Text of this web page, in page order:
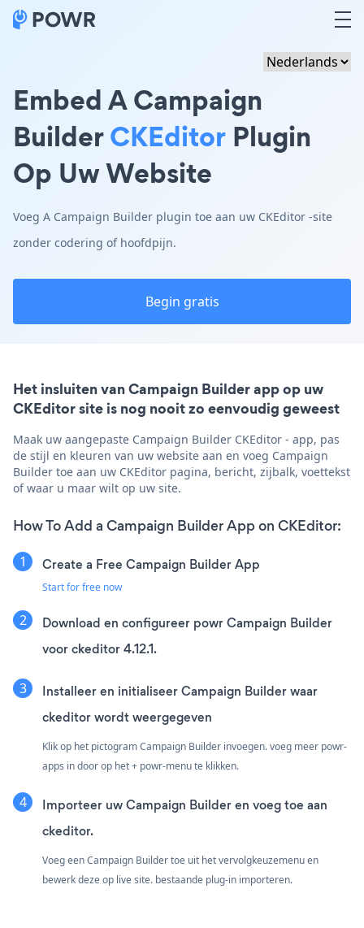
Embed A Campaign
BuilderCKEditor Plugin
Op Uw Website
Voeg A Campaign Builder plugin toe aan uw CKEditor -site
zonder codering of hoofdpijn.
Begin gratis
Het insluiten van Campaign Builder app op uw
CKEditor site is nog nooit zo eenvoudig geweest
Maak uw aangepaste Campaign Builder CKEditor - app, pas
de stijl en kleuren van uw website aan en voeg Campaign
Builder toe aan uw CKEditor pagina, bericht, zijbalk, voettekst
of waar u maar wilt op uw site.
How To Add a Campaign Builder App on CKEditor:
Create a Free Campaign Builder App
Start for free now
Download en configureer powr Campaign Builder
voor ckeditor 4.12.1.
Installeer en initialiseer Campaign Builder waar
ckeditor wordt weergegeven
Klik op het pictogram Campaign Builder invoegen. voeg meer powr-
apps in door op het + powr-menu te klikken.
Importeer uw Campaign Builder en voeg toe aan
ckeditor.
Voeg een Campaign Builder toe uit het vervolgkeuzemenu en
bewerk deze op live site. bestaande plug-in importeren.